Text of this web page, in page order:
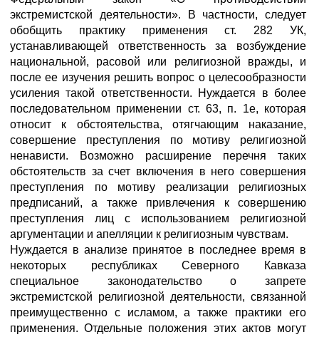
экстремистской деятельности». В частности, следует
обобщить практику применения ст. 282 УК,
устанавливающей ответственность за возбуждение
национальной, расовой или религиозной вражды, и
после ее изучения решить вопрос о целесообразности
усиления такой ответственности. Нуждается в более
последовательном применении ст. 63, п. 1е, которая
относит к обстоятельства, отягчающим наказание,
совершение преступления по мотиву религиозной
ненависти. Возможно расширение перечня таких
обстоятельств за счет включения в него совершения
преступления по мотиву реализации религиозных
предписаний, а также привлечения к совершению
преступления лиц с использованием религиозной
аргументации и апелляции к религиозным чувствам.
Нуждается в анализе принятое в последнее время в
некоторых республиках Северного Кавказа
специальное законодательство о запрете
экстремистской религиозной деятельности, связанной
преимущественно с исламом, а также практики его
применения. Отдельные положения этих актов могут